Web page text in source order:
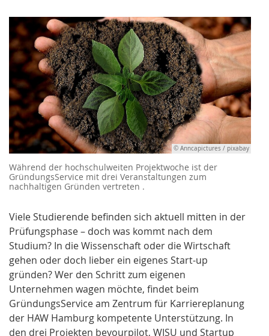
© Anncapictures / pixabay
Während der hochschulweiten Projektwoche ist der
GründungsService mit drei Veranstaltungen zum
nachhaltigen Gründen vertreten .
Viele Studierende befinden sich aktuell mitten in der
Prüfungsphase – doch was kommt nach dem
Studium? In die Wissenschaft oder die Wirtschaft
gehen oder doch lieber ein eigenes Start-up
gründen? Wer den Schritt zum eigenen
Unternehmen wagen möchte, findet beim
GründungsService am Zentrum für Karriereplanung
der HAW Hamburg kompetente Unterstützung. In
den drei Projekten beyourpilot, WISU und Startup